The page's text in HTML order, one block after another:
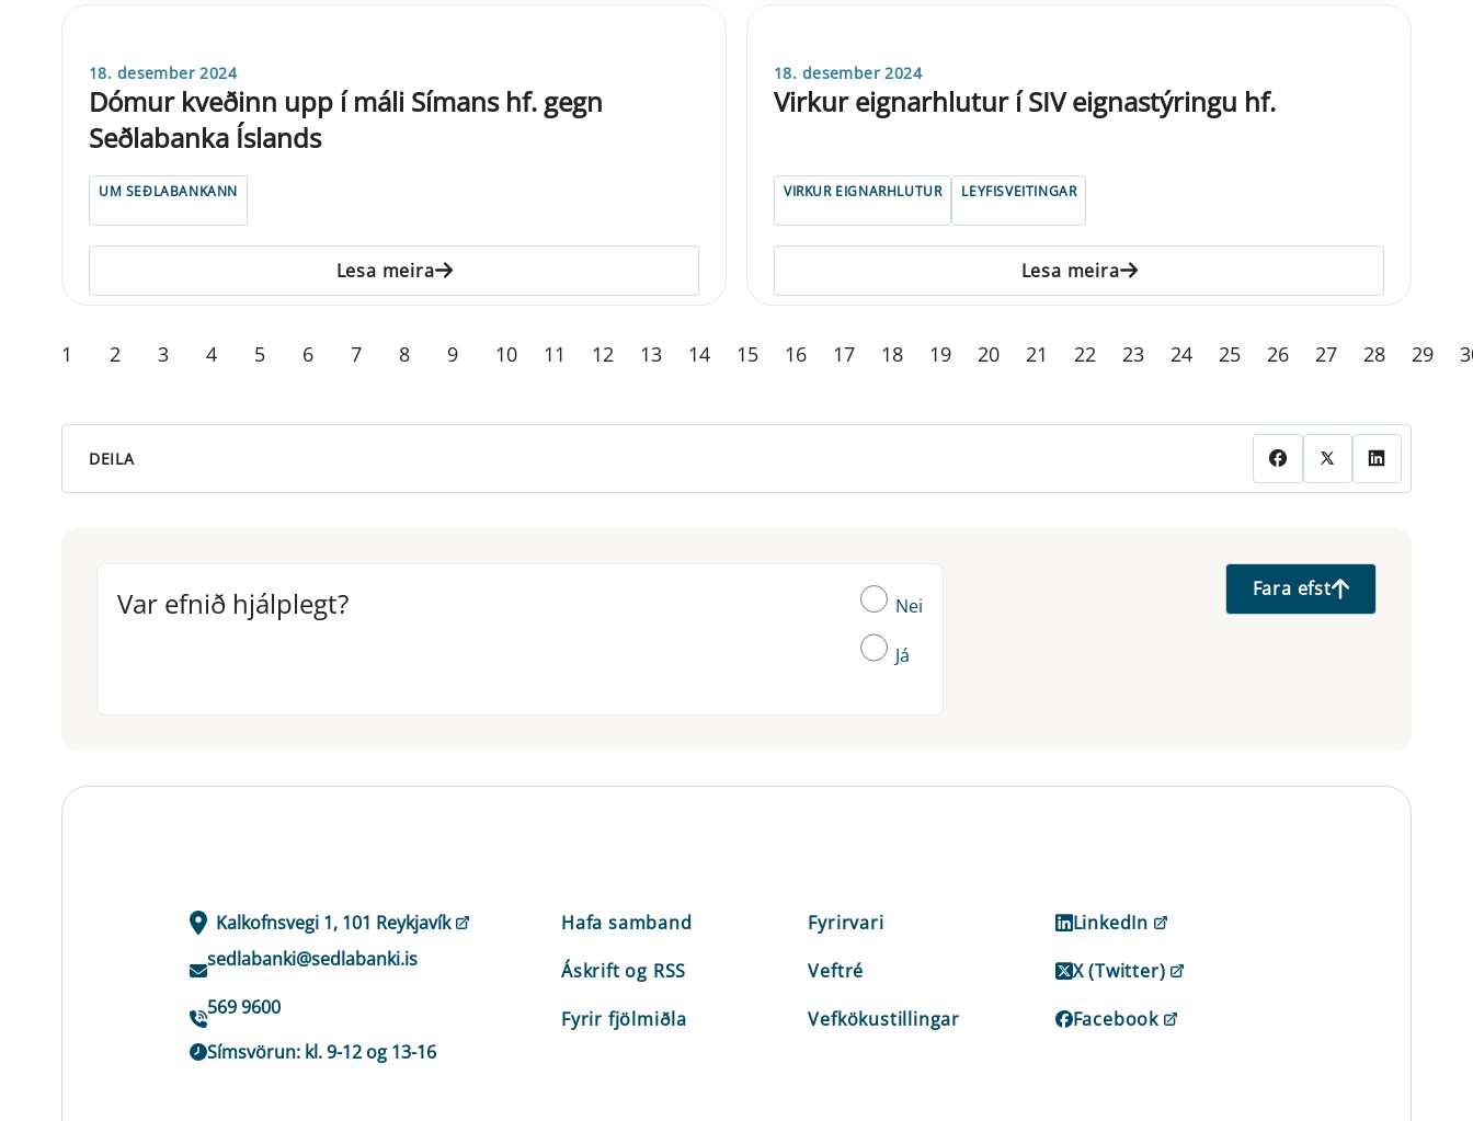
18. desember 2024
Dómur kveðinn upp í máli Símans hf. gegn
Seðlabanka Íslands
UM SEÐLABANKANN
Lesa meira
18. desember 2024
Virkur eignarhlutur í SIV eignastýringu hf.
VIRKUR EIGNARHLUTUR LEYFISVEITINGAR
Lesa meira
1 2 3 4 5 6 7 8 9 10 11 12 13 14 15 16 17 18 19 20 21 22 23 24 25 26 27 28 29
DEILA
Var efnið hjálplegt?
Var efnið hjálplegt? Nei
Já
Fara efst
Kalkofnsvegi 1, 101 Reykjavík
sedlabanki@sedlabanki.is
569 9600
Símsvörun: kl. 9-12 og 13-16
Hafa samband
Áskrift og RSS
Fyrir fjölmiðla
Fyrirvari
Veftré
Vefkökustillingar
LinkedIn
X (Twitter)
Facebook